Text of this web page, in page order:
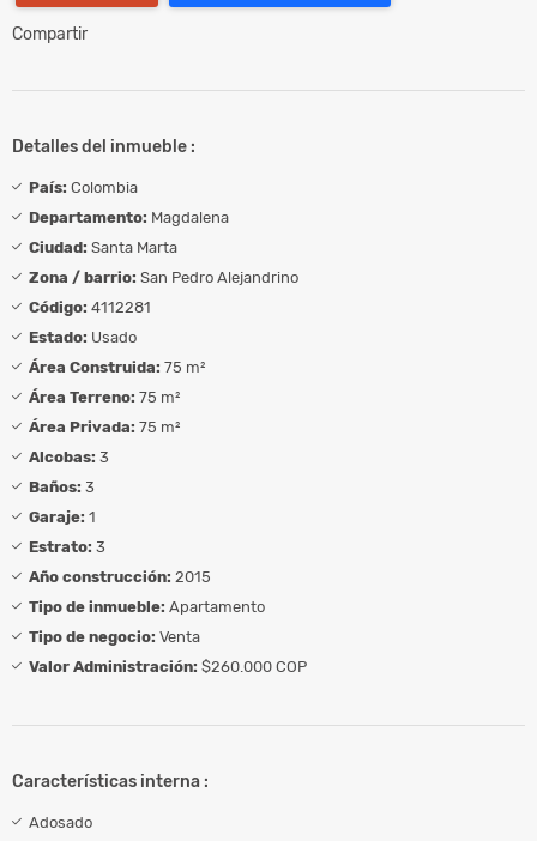
Compartir
Detalles del inmueble :
País: Colombia
Departamento: Magdalena
Ciudad: Santa Marta
Zona / barrio: San Pedro Alejandrino
Código: 4112281
Estado: Usado
Área Construida: 75 m²
Área Terreno: 75 m²
Área Privada: 75 m²
Alcobas: 3
Baños: 3
Garaje: 1
Estrato: 3
Año construcción: 2015
Tipo de inmueble: Apartamento
Tipo de negocio: Venta
Valor Administración: $260.000 COP
Características interna :
Adosado